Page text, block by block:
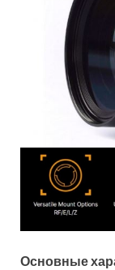
Основные